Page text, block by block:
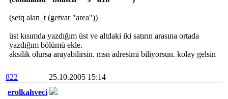
(setq alan_t (getvar "area"))
üst kısımda yazdığım üst ve altdaki iki satırın arasına ortada
yazdığım bölümü ekle.
aksilik olursa arayabilirsin. msn adresimi biliyorsun. kolay gelsin
822
25.10.2005 15:14
erolkahveci